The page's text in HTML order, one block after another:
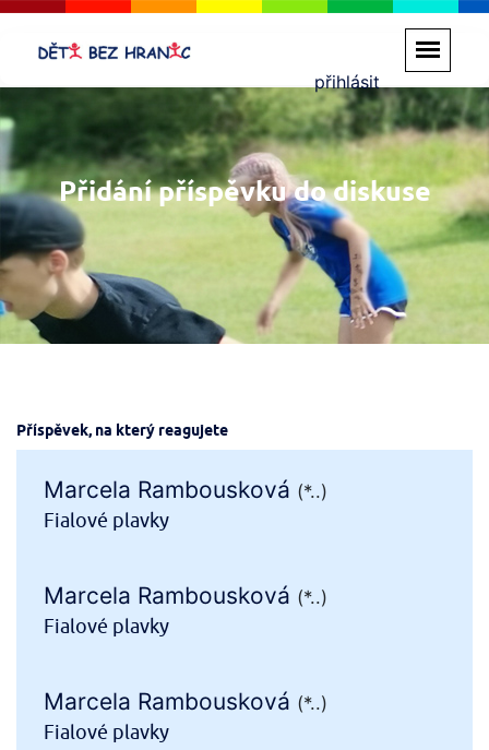
přihlásit
Přidání příspěvku do diskuse
Příspěvek, na který reagujete
Marcela Rambousková (*..)
Fialové plavky
Marcela Rambousková (*..)
Fialové plavky
Marcela Rambousková (*..)
Fialové plavky